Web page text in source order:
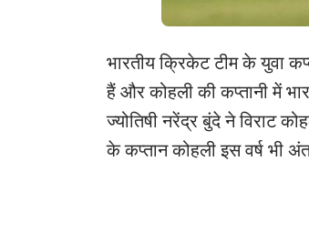
भारतीय क्रिकेट टीम के युवा
हैं और कोहली की कप्तानी में
ज्योतिषी नरेंद्र बुंदे ने विराट
के कप्तान कोहली इस वर्ष भी